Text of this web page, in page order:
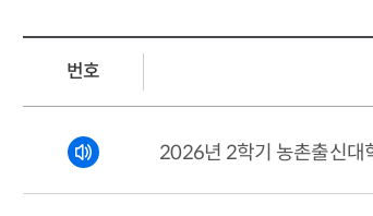
번호
2026년 2학기 농촌출신대